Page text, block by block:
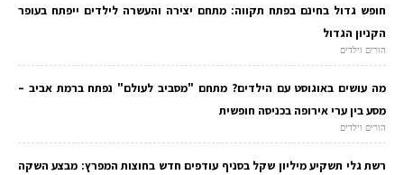
חופש גדול בחינם בפתח תקווה: מתחם יצירה והעשרה לילדים ייפתח בעופר
הקניון הגדול
הורים וילדים
מה עושים באוגוסט עם הילדים? מתחם "מסביב לעולם" נפתח ברמת אביב –
מסע בין ערי אירופה בכניסה חופשית
הורים וילדים
רשת גלי תשקיע מיליון שקל בסניף עודפים חדש בחוצות המפרץ: מבצע השקה